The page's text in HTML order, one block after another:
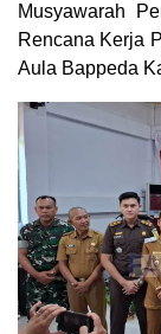
Musyawarah
Rencana Kerja
Aula Bappeda